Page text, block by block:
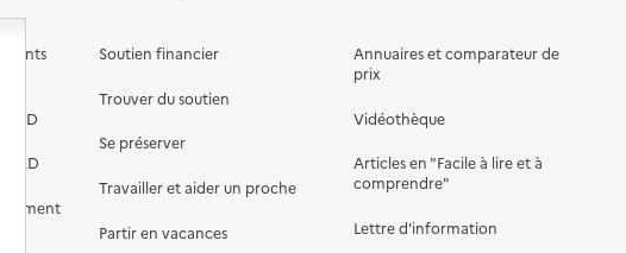
Soutien financier
Trouver du soutien
Se préserver
Travailler et aider un proche
Partir en vacances
Annuaires et comparateur de
prix
Vidéothèque
Articles en "Facile à lire et à
comprendre"
Lettre d'information